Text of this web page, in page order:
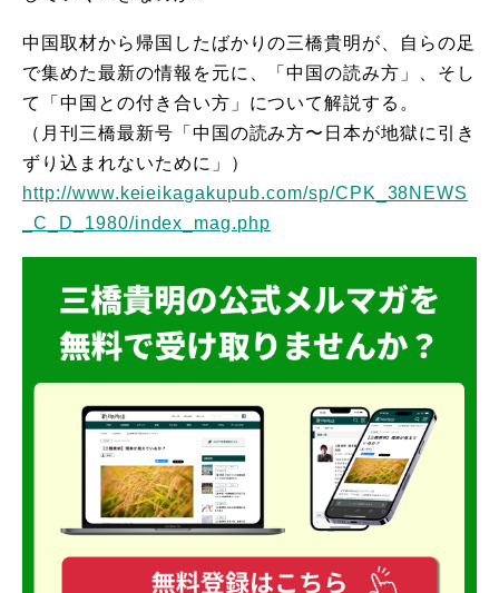
中国取材から帰国したばかりの三橋貴明が、自らの足
で集めた最新の情報を元に、「中国の読み方」、そし
て「中国との付き合い方」について解説する。
（月刊三橋最新号「中国の読み方〜日本が地獄に引き
ずり込まれないために」）
http://www.keieikagakupub.com/sp/CPK_38NEWS
_C_D_1980/index_mag.php